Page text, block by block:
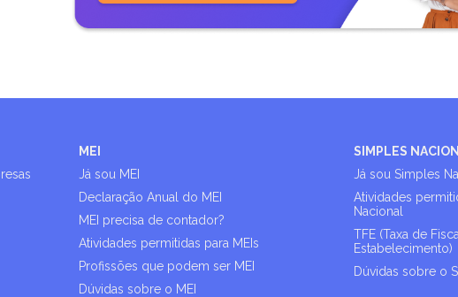
MEI
Já sou MEI
Declaração Anual do MEI
MEI precisa de contador?
Atividades permitidas para MEIs
Profissões que podem ser MEI
Dúvidas sobre o MEI
SIMPLES
Já sou Simples
Atividades
Nacional
TFE (Taxa de
Estabelecimento)
Dúvidas sobre o